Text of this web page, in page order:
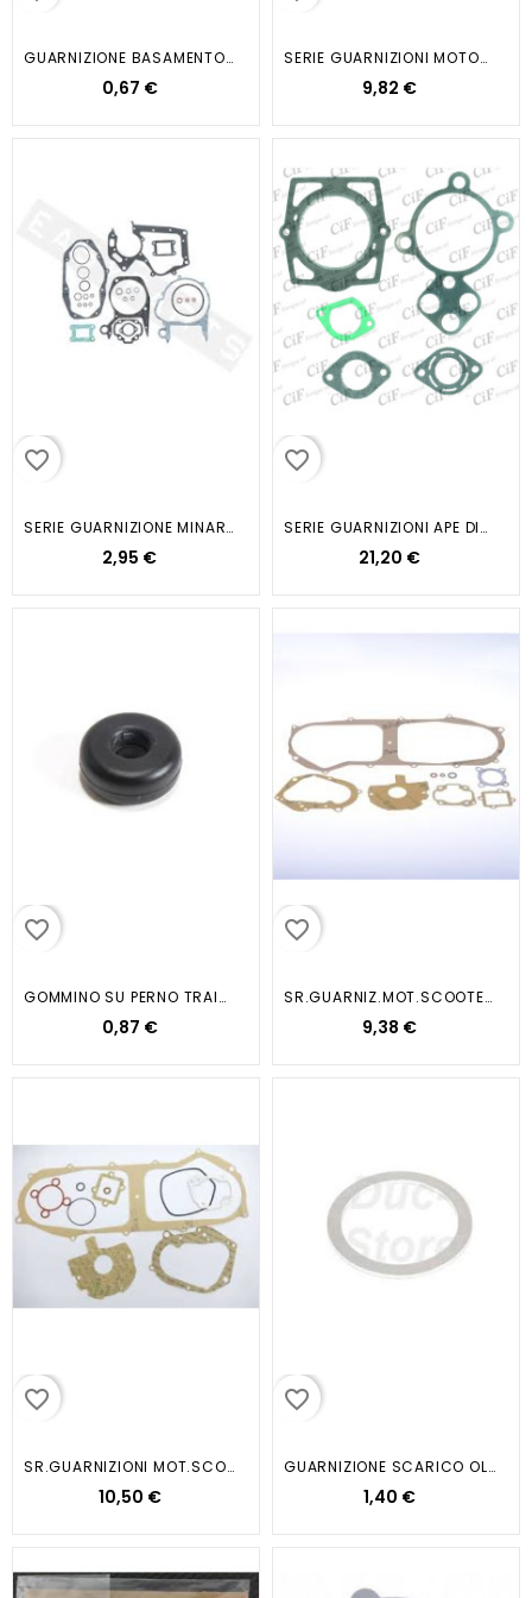
GUARNIZIONE BASAMENTO CILINO...
0,67 €
SERIE GUARNIZIONI MOTORE HONDA...
9,82 €
favorite_border
SERIE GUARNIZIONE MINARELLI DL3...
2,95 €
favorite_border
SERIE GUARNIZIONI APE DIESEL
21,20 €
favorite_border
GOMMINO SU PERNO TRAINO POMPA...
0,87 €
favorite_border
SR.GUARNIZ.MOT.SCOOTER...
9,38 €
favorite_border
SR.GUARNIZIONI MOT.SCOOTER H2O...
10,50 €
favorite_border
GUARNIZIONE SCARICO OLIO 28X22...
1,40 €